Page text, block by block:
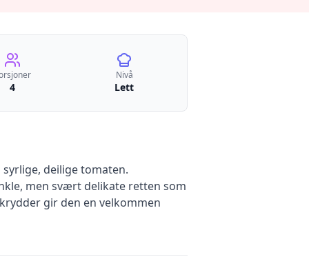
4
Nivå
Lett
deilige tomaten.
men svært delikate retten som
gir den en velkommen